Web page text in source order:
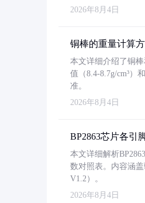
2026年8月4日
铜棒的重量计算
本文详细介绍了铜
值（8.4-8.7g/cm³）
准。
2026年8月4日
BP2863芯片各引
本文详细解析
数对照表。内容涵
V1.2）。
2026年8月4日